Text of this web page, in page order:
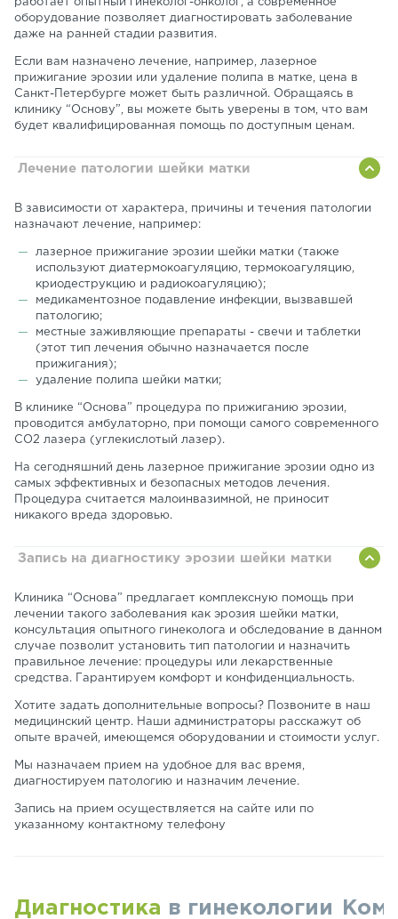
работает опытный гинеколог-онколог, а современное
оборудование позволяет диагностировать заболевание
даже на ранней стадии развития.
Если вам назначено лечение, например, лазерное
прижигание эрозии или удаление полипа в матке, цена в
Санкт-Петербурге может быть различной. Обращаясь в
клинику “Основу”, вы можете быть уверены в том, что вам
будет квалифицированная помощь по доступным ценам.
Лечение патологии шейки матки
В зависимости от характера, причины и течения патологии
назначают лечение, например:
лазерное прижигание эрозии шейки матки (также
используют диатермокоагуляцию, термокоагуляцию,
криодеструкцию и радиокоагуляцию);
медикаментозное подавление инфекции, вызвавшей
патологию;
местные заживляющие препараты - свечи и таблетки
(этот тип лечения обычно назначается после
прижигания);
удаление полипа шейки матки;
В клинике “Основа” процедура по прижиганию эрозии,
проводится амбулаторно, при помощи самого современного
CO2 лазера (углекислотый лазер).
На сегодняшний день лазерное прижигание эрозии одно из
самых эффективных и безопасных методов лечения.
Процедура считается малоинвазимной, не приносит
никакого вреда здоровью.
Запись на диагностику эрозии шейки матки
Клиника “Основа” предлагает комплексную помощь при
лечении такого заболевания как эрозия шейки матки,
консультация опытного гинеколога и обследование в данном
случае позволит установить тип патологии и назначить
правильное лечение: процедуры или лекарственные
средства. Гарантируем комфорт и конфиденциальность.
Хотите задать дополнительные вопросы? Позвоните в наш
медицинский центр. Наши администраторы расскажут об
опыте врачей, имеющемся оборудовании и стоимости услуг.
Мы назначаем прием на удобное для вас время,
диагностируем патологию и назначим лечение.
Запись на прием осуществляется на сайте или по
указанному контактному телефону
Диагностика в гинекологии